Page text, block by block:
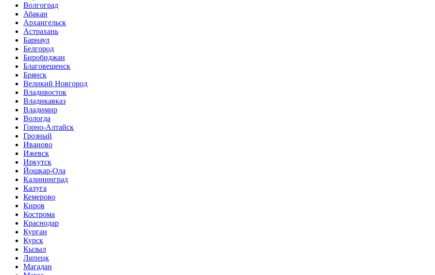
Волгоград
Абакан
Архангельск
Астрахань
Барнаул
Белгород
Биробиджан
Благовещенск
Брянск
Великий Новгород
Владивосток
Владикавказ
Владимир
Вологда
Горно-Алтайск
Грозный
Иваново
Ижевск
Иркутск
Йошкар-Ола
Калининград
Калуга
Кемерово
Киров
Кострома
Краснодар
Курган
Курск
Кызыл
Липецк
Магадан